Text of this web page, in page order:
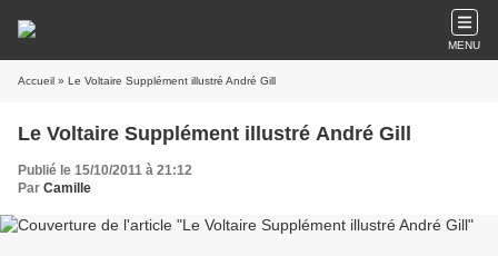
MENU
Accueil » Le Voltaire Supplément illustré André Gill
Le Voltaire Supplément illustré André Gill
Publié le 15/10/2011 à 21:12
Par Camille